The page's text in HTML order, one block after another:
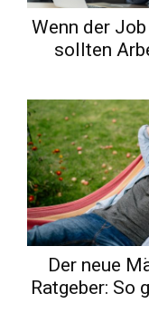
Wenn der
sollten
Der neue
Ratgeber: So